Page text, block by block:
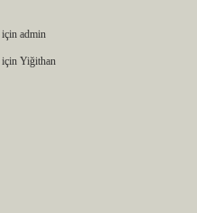
için admin
için Yiğithan